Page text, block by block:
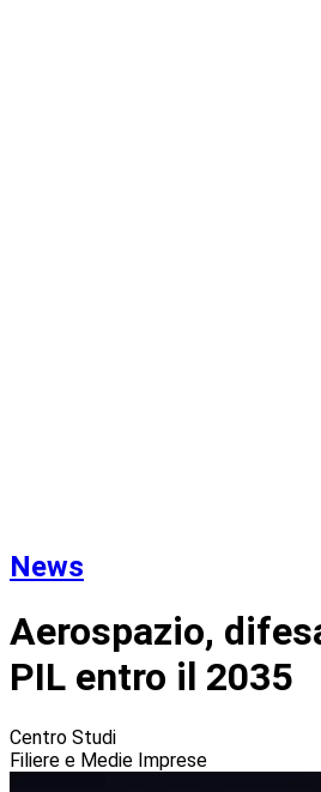
News
Aerospazio,
PIL entro il 2035
Centro Studi
Filiere e Medie Imprese